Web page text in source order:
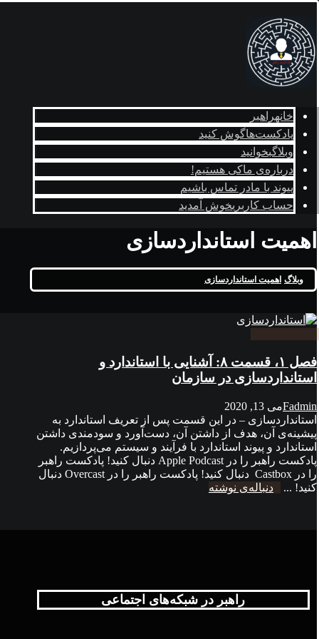
خانهراهبر
پادکست‌هاگوش کنید
وبلاگبخوانید
درباره‌ی ماکی هستیم!
پیوند با مادر تماس باشیم
حساب کاربریخوش آمدید
اهمیت استانداردسازی
وبلاگ اهمیت استانداردسازی
فصل ۱، قسمت ۸: آشنایی با استاندارد و
استانداردسازی در سازمان
Fadminمی 13, 2020
استانداردسازی – در این قسمت پس از تعریف استاندارد به
پیشینه‌ی آن، هدف از داشتن آن، دست‌آورد و سودمندی داشتن
استاندارد و پیوند استاندارد با فرآیند و سیستم می‌پردازیم.
پادکست راهبر را در Apple Podcast دنبال کنید! پادکست راهبر
را در Castbox دنبال کنید! پادکست راهبر را در Overcast دنبال
کنید! ...
دنباله‌ی نوشته
راهبر در شبکه‌های اجتماعی